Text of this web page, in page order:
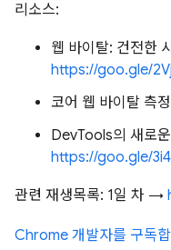
리소스:
웹 바이탈: 건전한
https://goo.gle/
코어 웹 바이탈 측
DevTools의 새로
https://goo.gle/
관련 재생목록: 1일 차 →
Chrome 개발자를 구독